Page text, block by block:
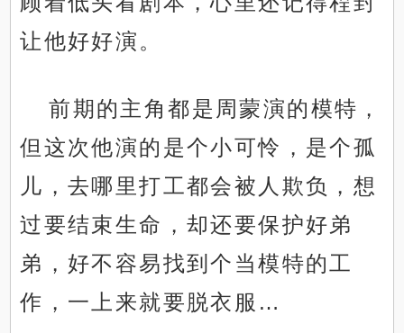
让他好好演。
前期的主角都是周蒙演的模特，
但这次他演的是个小可怜，是个孤
儿，去哪里打工都会被人欺负，想
过要结束生命，却还要保护好弟
弟，好不容易找到个当模特的工
作，一上来就要脱衣服…